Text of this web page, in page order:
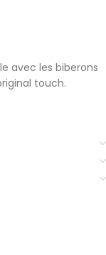
avec les biberons
touch.